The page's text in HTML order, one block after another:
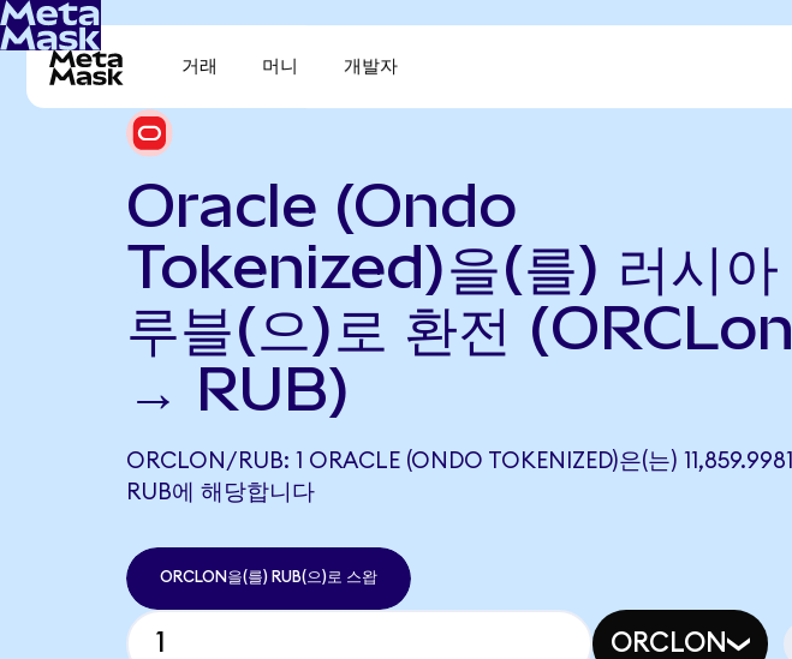
거래 머니 개발자
Oracle (Ondo
Tokenized)을(를) 러시아
루블(으)로 환전 (ORCLon
→ RUB)
ORCLON/RUB: 1 ORACLE (ONDO TOKENIZED)은(는) 11,859.9981
RUB에 해당합니다
ORCLON을(를) RUB(으)로 스왑
ORCLON